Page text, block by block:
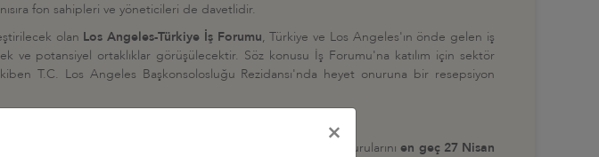
fon sahipleri ve yöneticileri de davetlidir.
olan Los Angeles-Türkiye İş Forumu, Türkiye ve Los Angeles'ın önde gelen iş
potansiyel ortaklıklar görüşülecektir. Söz konusu İş Forumu'na katılım için sektör
T.C. Los Angeles Başkonsolosluğu Rezidansı'nda heyet onuruna bir resepsiyon
inceleyerek, katılım koşullarını yerine getirmeleri ve başvurularınıen geç 27 Nisan
×